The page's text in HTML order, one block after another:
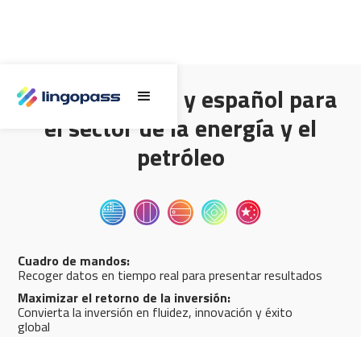
Inglés, francés y español para
el sector de la energía y el
petróleo
Cuadro de mandos:
Recoger datos en tiempo real para presentar resultados
Maximizar el retorno de la inversión:
Convierta la inversión en fluidez, innovación y éxito
global